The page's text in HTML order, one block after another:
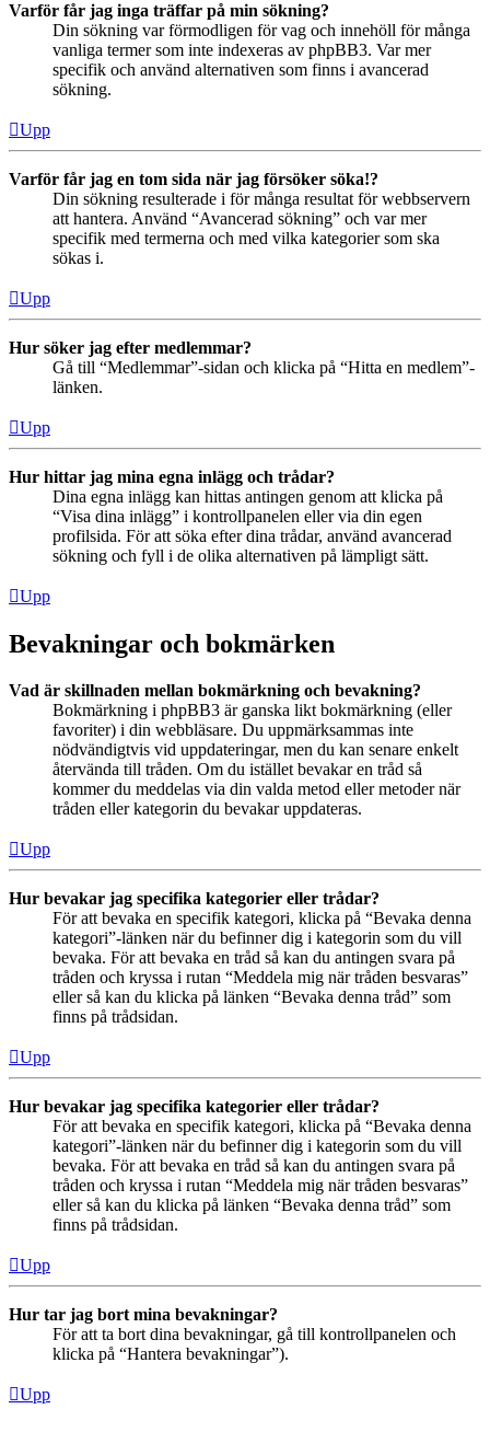
Varför får jag inga träffar på min sökning?
Din sökning var förmodligen för vag och innehöll för många
vanliga termer som inte indexeras av phpBB3. Var mer
specifik och använd alternativen som finns i avancerad
sökning.
Upp
Varför får jag en tom sida när jag försöker söka!?
Din sökning resulterade i för många resultat för webbservern
att hantera. Använd “Avancerad sökning” och var mer
specifik med termerna och med vilka kategorier som ska
sökas i.
Upp
Hur söker jag efter medlemmar?
Gå till “Medlemmar”-sidan och klicka på “Hitta en medlem”-
länken.
Upp
Hur hittar jag mina egna inlägg och trådar?
Dina egna inlägg kan hittas antingen genom att klicka på
“Visa dina inlägg” i kontrollpanelen eller via din egen
profilsida. För att söka efter dina trådar, använd avancerad
sökning och fyll i de olika alternativen på lämpligt sätt.
Upp
Bevakningar och bokmärken
Vad är skillnaden mellan bokmärkning och bevakning?
Bokmärkning i phpBB3 är ganska likt bokmärkning (eller
favoriter) i din webbläsare. Du uppmärksammas inte
nödvändigtvis vid uppdateringar, men du kan senare enkelt
återvända till tråden. Om du istället bevakar en tråd så
kommer du meddelas via din valda metod eller metoder när
tråden eller kategorin du bevakar uppdateras.
Upp
Hur bevakar jag specifika kategorier eller trådar?
För att bevaka en specifik kategori, klicka på “Bevaka denna
kategori”-länken när du befinner dig i kategorin som du vill
bevaka. För att bevaka en tråd så kan du antingen svara på
tråden och kryssa i rutan “Meddela mig när tråden besvaras”
eller så kan du klicka på länken “Bevaka denna tråd” som
finns på trådsidan.
Upp
Hur bevakar jag specifika kategorier eller trådar?
För att bevaka en specifik kategori, klicka på “Bevaka denna
kategori”-länken när du befinner dig i kategorin som du vill
bevaka. För att bevaka en tråd så kan du antingen svara på
tråden och kryssa i rutan “Meddela mig när tråden besvaras”
eller så kan du klicka på länken “Bevaka denna tråd” som
finns på trådsidan.
Upp
Hur tar jag bort mina bevakningar?
För att ta bort dina bevakningar, gå till kontrollpanelen och
klicka på “Hantera bevakningar”).
Upp